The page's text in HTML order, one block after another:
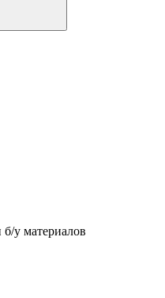
у материалов